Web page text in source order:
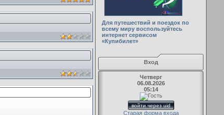
Для путешествий и поездок по
всему миру воспользуйтесь
интернет сервисом
«Купибилет»
Вход
Четверг
06.08.2026
05:14
войти через uid
Старая форма входа